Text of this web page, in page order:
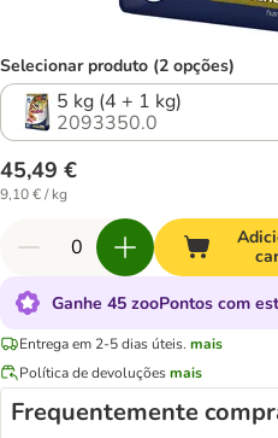
Selecionar produto (2 opções)
5 kg (4 + 1 kg)
2093350.0
45,49 €
9,10 € / kg
Ganhe 45 zooPontos com
Entrega em 2-5 dias úteis. mais
Política de devoluçõesmais
Frequentemente